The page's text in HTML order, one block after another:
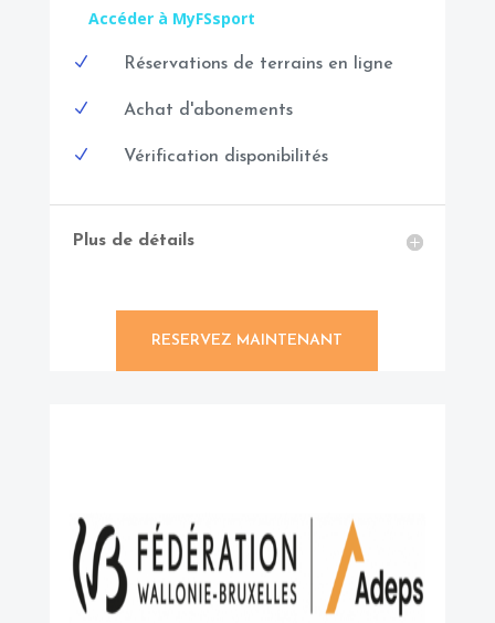
Accéder à MyFSsport
N Réservations de terrains en ligne
N Achat d'abonements
N Vérification disponibilités
Plus de détails
RESERVEZ MAINTENANT